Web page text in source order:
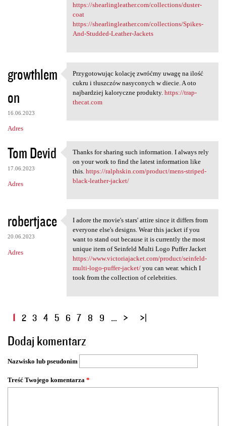
https://shearlingleather.com/collections/duster-
coat
https://shearlingleather.com/collections/Spikes-
And-Studded-Leather-Jackets
growthlem
on
16.06.2023
Adres
Przygotowując kolację zwróćmy
Przygotowując kolację zwróćmy uwagę na ilość
cukru i tłuszczów nasyconych w diecie. A oto
najbardziej kaloryczne produkty. https://trap-
thecat.com
Tom Devid
17.06.2023
Adres
Thanks for sharing such
Thanks for sharing such information. I always rely
on your work to find the latest information like
this. https://ralphskin.com/product/mens-striped-
black-leather-jacket/
robertjace
20.06.2023
Adres
I adore the movie's stars'
I adore the movie's stars' attire since it differs from
everyone else's designs. Wear this jacket if you
want to stand out because it is currently the most
unique item of Seinfeld Multi Logo Puffer Jacket
https://www.victoriajacket.com/product/seinfeld-
multi-logo-puffer-jacket/you can wear. which I
took from the collection of celebrities.
S
r
o
n
y
1 2 3 4 5 6 7 8 9 …
Dodaj komentarz
Nazwisko lub pseudonim
Treść Twojego komentarza *